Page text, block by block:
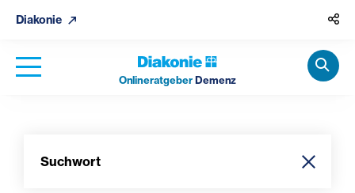
Diakonie
OnlineratgeberDemenz